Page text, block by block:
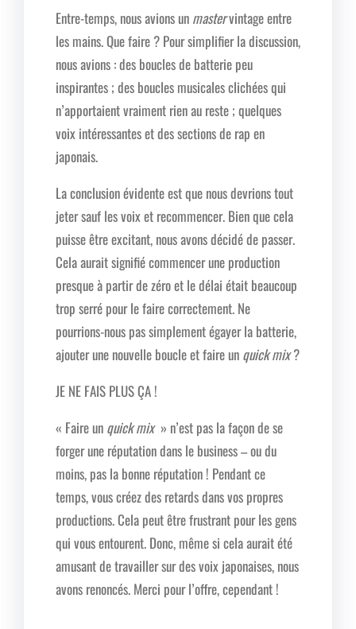
Entre-temps, nous avions un mastervintage entre
les mains. Que faire ? Pour simplifier la discussion,
nous avions : des boucles de batterie peu
inspirantes ; des boucles musicales clichées qui
n’apportaient vraiment rien au reste ; quelques
voix intéressantes et des sections de rap en
japonais.
La conclusion évidente est que nous devrions tout
jeter sauf les voix et recommencer. Bien que cela
puisse être excitant, nous avons décidé de passer.
Cela aurait signifié commencer une production
presque à partir de zéro et le délai était beaucoup
trop serré pour le faire correctement. Ne
pourrions-nous pas simplement égayer la batterie,
ajouter une nouvelle boucle et faire un quick mix?
JE NE FAIS PLUS ÇA !
« Faire un quick mix » n’est pas la façon de se
forger une réputation dans le business – ou du
moins, pas la bonne réputation ! Pendant ce
temps, vous créez des retards dans vos propres
productions. Cela peut être frustrant pour les gens
qui vous entourent. Donc, même si cela aurait été
amusant de travailler sur des voix japonaises, nous
avons renoncés. Merci pour l’offre, cependant !